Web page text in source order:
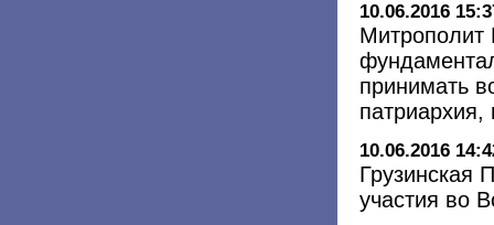
10.06.2016
Митрополит
принимать
патриархия,
10.06.2016
Грузинская
участия во